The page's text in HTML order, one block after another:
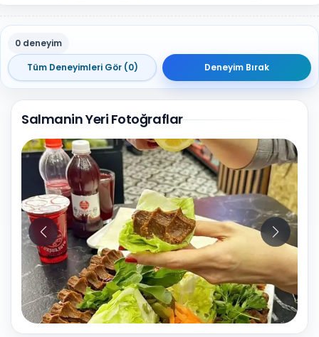
0 deneyim
Tüm Deneyimleri Gör (0)
Deneyim Bırak
Salmanin Yeri Fotoğraflar
Fotoğraf